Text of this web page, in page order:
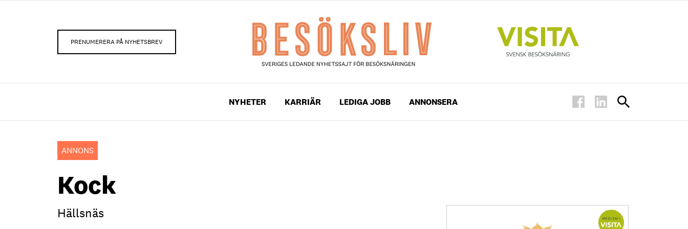
PRENUMERERA PÅ NYHETSBREV
NYHETER KARRIÄR LEDIGA JOBB ANNONSERA
ANNONS
Kock
Hällsnäs